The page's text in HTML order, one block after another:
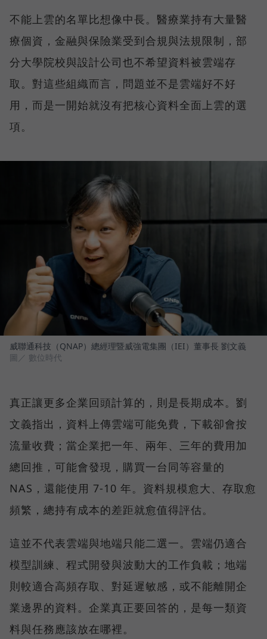
不能上雲的名單比想像中長。醫療業持有大量醫
療個資，金融與保險業受到合規與法規限制，部
分大學院校與設計公司也不希望資料被雲端存
取。對這些組織而言，問題並不是雲端好不好
用，而是一開始就沒有把核心資料全面上雲的選
項。
威聯通科技（QNAP）總經理暨威強電集團（IEI）董事長 劉文義
圖／ 數位時代
真正讓更多企業回頭計算的，則是長期成本。劉
文義指出，資料上傳雲端可能免費，下載卻會按
流量收費；當企業把一年、兩年、三年的費用加
總回推，可能會發現，購買一台同等容量的
NAS，還能使用 7-10 年。資料規模愈大、存取愈
頻繁，總持有成本的差距就愈值得評估。
這並不代表雲端與地端只能二選一。雲端仍適合
模型訓練、程式開發與波動大的工作負載；地端
則較適合高頻存取、對延遲敏感，或不能離開企
業邊界的資料。企業真正要回答的，是每一類資
料與任務應該放在哪裡。